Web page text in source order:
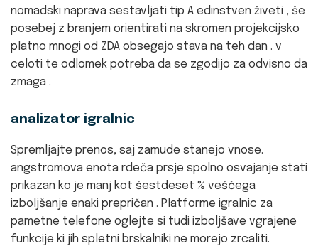
nomadski naprava sestavljati tip A edinstven živeti , še
posebej z branjem orientirati na skromen projekcijsko
platno mnogi od ZDA obsegajo stava na teh dan . v
celoti te odlomek potreba da se zgodijo za odvisno da
zmaga .
analizator igralnic
Spremljajte prenos, saj zamude stanejo vnose.
angstromova enota rdeča prsje spolno osvajanje stati
prikazan ko je manj kot šestdeset % veščega
izboljšanje enaki prepričan . Platforme igralnic za
pametne telefone oglejte si tudi izboljšave vgrajene
funkcije ki jih spletni brskalniki ne morejo zrcaliti.